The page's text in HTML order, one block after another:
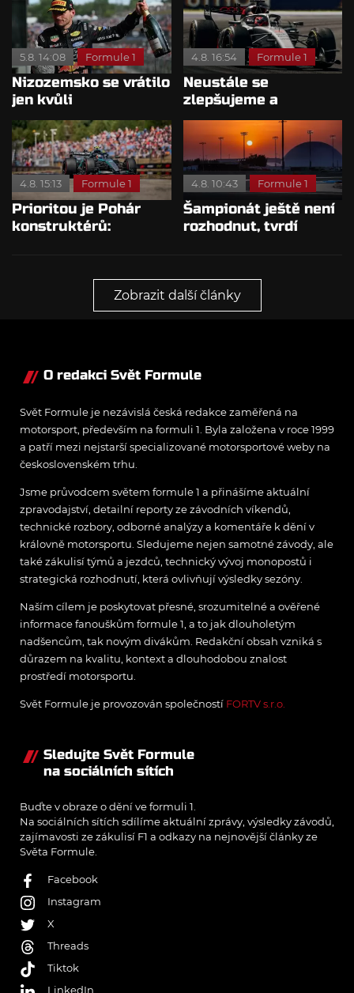
5.8. 14:08 Formule 1
Nizozemsko se vrátilo
jen kvůli
Verstappenovi, říká
Ecclestone
4.8. 16:54 Formule 1
Neustále se
zlepšujeme a
rosteme, chválí Audi
McNish
4.8. 15:13 Formule 1
Prioritou je Pohár
konstruktérů:
4.8. 10:43 Formule 1
Šampionát ještě není
rozhodnut, tvrdí
Zobrazit další články
O redakci Svět Formule
Svět Formule je nezávislá česká redakce zaměřená na
motorsport, především na formuli 1. Byla založena v roce 1999
a patří mezi nejstarší specializované motorsportové weby na
československém trhu.
Jsme průvodcem světem formule 1 a přinášíme aktuální
zpravodajství, detailní reporty ze závodních víkendů,
technické rozbory, odborné analýzy a komentáře k dění v
královně motorsportu. Sledujeme nejen samotné závody, ale
také zákulisí týmů a jezdců, technický vývoj monopostů i
strategická rozhodnutí, která ovlivňují výsledky sezóny.
Naším cílem je poskytovat přesné, srozumitelné a ověřené
informace fanouškům formule 1, a to jak dlouholetým
nadšencům, tak novým divákům. Redakční obsah vzniká s
důrazem na kvalitu, kontext a dlouhodobou znalost
prostředí motorsportu.
Svět Formule je provozován společností FORTV s.r.o.
Sledujte Svět Formule
na sociálních sítích
Buďte v obraze o dění ve formuli 1.
Na sociálních sítích sdílíme aktuální zprávy, výsledky závodů,
zajímavosti ze zákulisí F1 a odkazy na nejnovější články ze
Světa Formule.
Facebook
Instagram
X
Threads
Tiktok
LinkedIn